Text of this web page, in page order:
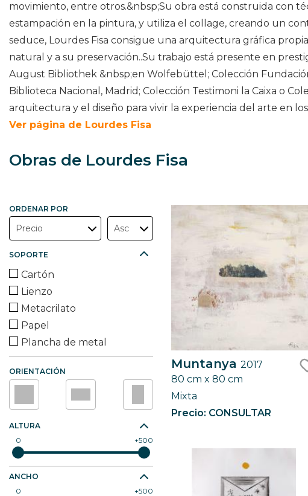
movimiento, entre otros.&nbsp;Su obra está construida con
estampación en la pintura, y utiliza el collage, creando un
seduce, Lourdes Fisa consigue una arquitectura gráfica
natural y a su preservación..Su trabajo está presente en
August Bibliothek &nbsp;en Wolfebüttel; Colección
Biblioteca Nacional, Madrid; Colección Testimoni la Caixa o
arquitectura y el diseño para vivir la experiencia del arte en
Ver página de Lourdes Fisa
Obras de Lourdes Fisa
SOPORTE
Cartón
Lienzo
Metacrilato
Papel
Plancha de metal
Tabla de madera
Tela de algodón
Tela de lino
Vidrio
Otro (especificar)
ORIENTACIÓN
ALTURA
0
500
ANCHO
0
500
ORDENAR POR
Muntanya 2017
80 cm x 80 cm
Mixta
Precio: CONSULTAR